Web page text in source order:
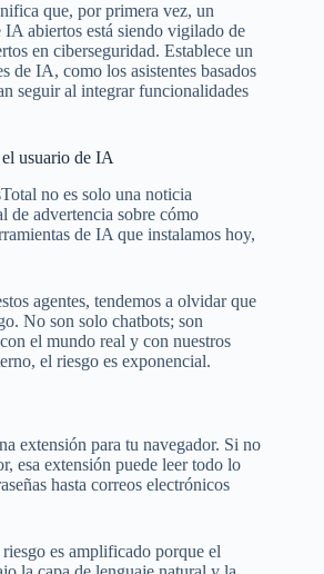
que, por primera vez, un
IA abiertos está siendo vigilado de
en ciberseguridad. Establece un
de IA, como los asistentes basados
seguir al integrar funcionalidades
usuario de IA
no es solo una noticia
de advertencia sobre cómo
de IA que instalamos hoy,
agentes, tendemos a olvidar que
No son solo chatbots; son
el mundo real y con nuestros
el riesgo es exponencial.
extensión para tu navegador. Si no
esa extensión puede leer todo lo
hasta correos electrónicos
es amplificado porque el